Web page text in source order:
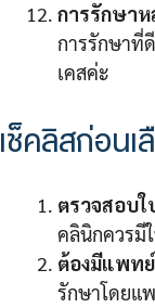
การรักษา
การรักษาที่
เคสค่ะ
เช็คลิสก่อน
ตรวจสอบ
คลินิกควรมี
ต้องมีแพท
รักษาโดยแ